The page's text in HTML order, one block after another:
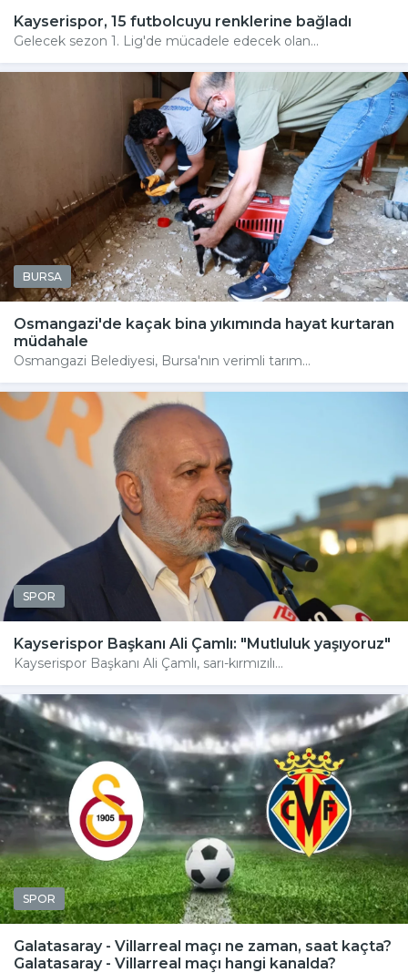
Kayserispor, 15 futbolcuyu renklerine bağladı
Gelecek sezon 1. Lig'de mücadele edecek olan...
BURSA
Osmangazi'de kaçak bina yıkımında hayat kurtaran
müdahale
Osmangazi Belediyesi, Bursa'nın verimli tarım...
SPOR
Kayserispor Başkanı Ali Çamlı: "Mutluluk yaşıyoruz"
Kayserispor Başkanı Ali Çamlı, sarı-kırmızılı...
SPOR
Galatasaray - Villarreal maçı ne zaman, saat kaçta?
Galatasaray - Villarreal maçı hangi kanalda?